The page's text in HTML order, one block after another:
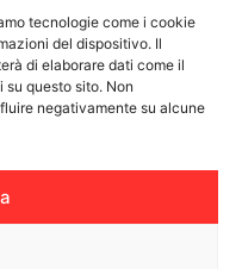
tecnologie come i cookie
del dispositivo. Il
di elaborare dati come il
questo sito. Non
negativamente su alcune